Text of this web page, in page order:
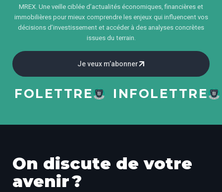
MREX. Une veille ciblée d’actualités économiques, financières et
immobilières pour mieux comprendre les enjeux qui influencent vos
décisions d’investissement et accéder à des analyses concrètes
issues du terrain.
Je veux m’abonner
INFOLETTRE
On discute de votre
avenir ?